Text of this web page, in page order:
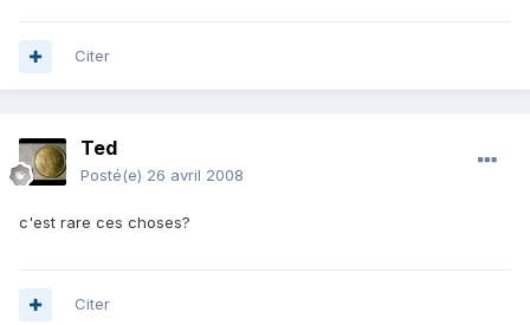
Citer
Ted
Posté(e) 26 avril 2008
c'est rare ces choses?
Citer